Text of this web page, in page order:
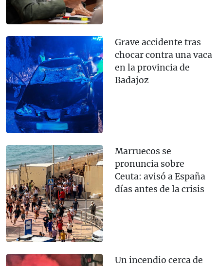
Grave accidente tras
chocar contra una vaca
en la provincia de
Badajoz
Marruecos se
pronuncia sobre
Ceuta: avisó a España
días antes de la crisis
Un incendio cerca de